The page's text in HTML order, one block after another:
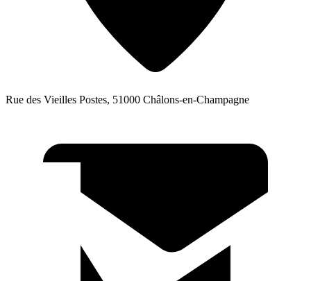
Rue des Vieilles Postes, 51000 Châlons-en-Champagne